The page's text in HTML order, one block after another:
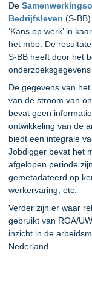
De
Bedrijfsleven (S-
‘Kans op werk’ in
het mbo. De
S-BB heeft door het
De gegevens van
van de stroom van
bevat geen
ontwikkeling van de
biedt een integrale
Jobdigger bevat het
afgelopen periode
gemetadateerd op
werkervaring, etc.
Verder zijn er waar
gebruikt van ROA/
inzicht in de
Nederland.